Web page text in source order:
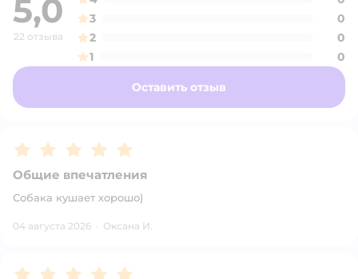
5,0
22 отзыва
3
0
2
0
1
0
Оставить отзыв
Рейтинг:5
Общие впечатления
Собака кушает хорошо)
04 августа 2026 · Оксана И.
Рейтинг:5